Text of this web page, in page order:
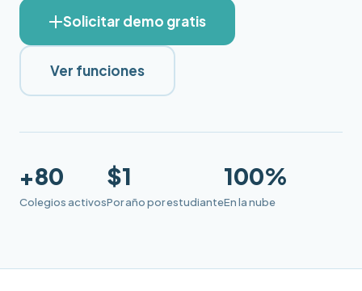
Solicitar demo gratis
Ver funciones
+80
Colegios activos
$1
Por año por estudiante
100%
En la nube